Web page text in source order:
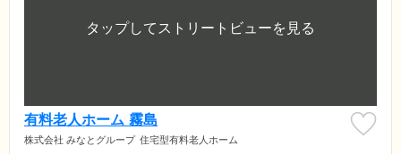
有料老人ホーム 霧島
株式会社 みなとグループ 住宅型有料老人ホーム